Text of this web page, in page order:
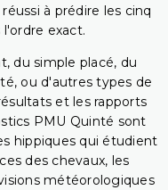
à prédire les cinq
exact.
du simple placé, du
ou d'autres types de
et les rapports
PMU Quinté sont
hippiques qui étudient
des chevaux, les
météorologiques